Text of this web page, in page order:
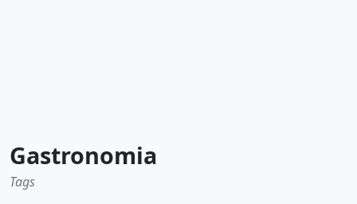
Gastronomia
Tags